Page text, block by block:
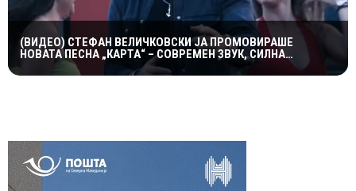
(ВИДЕО) СТЕФАН ВЕЛИЧКОВСКИ ЈА ПРОМОВИРАШЕ
НОВАТА ПЕСНА „КАРТА“ – СОВРЕМЕН ЗВУК, СИЛНА
ЕМОЦИЈА И ВПЕЧАТЛИВ ВИДЕОСПОТ